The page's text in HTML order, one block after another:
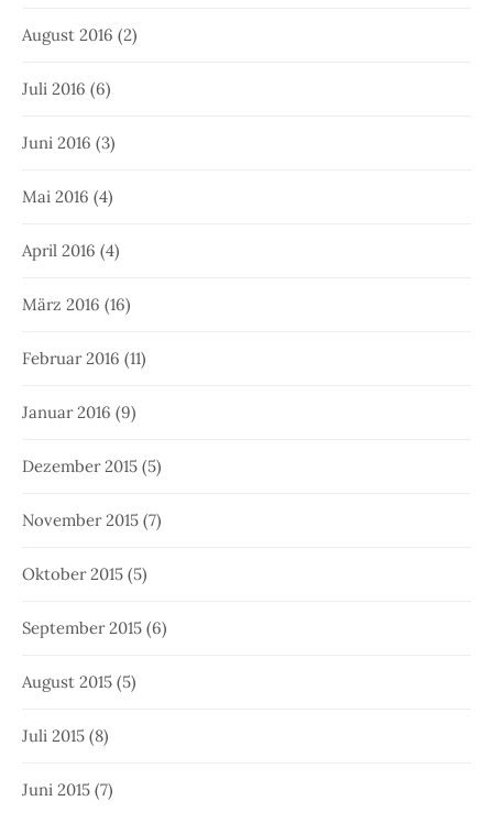
August 2016 (2)
Juli 2016 (6)
Juni 2016 (3)
Mai 2016 (4)
April 2016 (4)
März 2016 (16)
Februar 2016 (11)
Januar 2016 (9)
Dezember 2015 (5)
November 2015 (7)
Oktober 2015 (5)
September 2015 (6)
August 2015 (5)
Juli 2015 (8)
Juni 2015 (7)